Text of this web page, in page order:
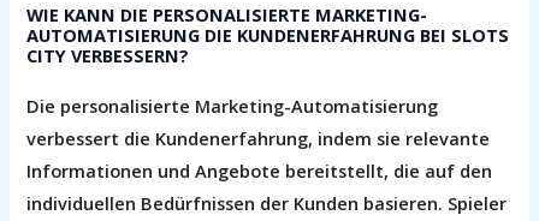
WIE KANN DIE PERSONALISIERTE MARKETING-
AUTOMATISIERUNG DIE KUNDENERFAHRUNG BEI SLOTS
CITY VERBESSERN?
Die personalisierte Marketing-Automatisierung
verbessert die Kundenerfahrung, indem sie relevante
Informationen und Angebote bereitstellt, die auf den
individuellen Bedürfnissen der Kunden basieren. Spieler